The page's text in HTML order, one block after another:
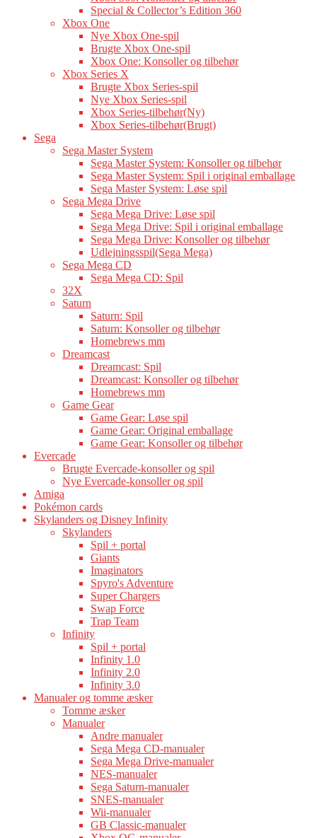
Special & Collector’s Edition 360
Xbox One
Nye Xbox One-spil
Brugte Xbox One-spil
Xbox One: Konsoller og tilbehør
Xbox Series X
Brugte Xbox Series-spil
Nye Xbox Series-spil
Xbox Series-tilbehør(Ny)
Xbox Series-tilbehør(Brugt)
Sega
Sega Master System
Sega Master System: Konsoller og tilbehør
Sega Master System: Spil i original emballage
Sega Master System: Løse spil
Sega Mega Drive
Sega Mega Drive: Løse spil
Sega Mega Drive: Spil i original emballage
Sega Mega Drive: Konsoller og tilbehør
Udlejningsspil(Sega Mega)
Sega Mega CD
Sega Mega CD: Spil
32X
Saturn
Saturn: Spil
Saturn: Konsoller og tilbehør
Homebrews mm
Dreamcast
Dreamcast: Spil
Dreamcast: Konsoller og tilbehør
Homebrews mm
Game Gear
Game Gear: Løse spil
Game Gear: Original emballage
Game Gear: Konsoller og tilbehør
Evercade
Brugte Evercade-konsoller og spil
Nye Evercade-konsoller og spil
Amiga
Pokémon cards
Skylanders og Disney Infinity
Skylanders
Spil + portal
Giants
Imaginators
Spyro's Adventure
Super Chargers
Swap Force
Trap Team
Infinity
Spil + portal
Infinity 1.0
Infinity 2.0
Infinity 3.0
Manualer og tomme æsker
Tomme æsker
Manualer
Andre manualer
Sega Mega CD-manualer
Sega Mega Drive-manualer
NES-manualer
Sega Saturn-manualer
SNES-manualer
Wii-manualer
GB Classic-manualer